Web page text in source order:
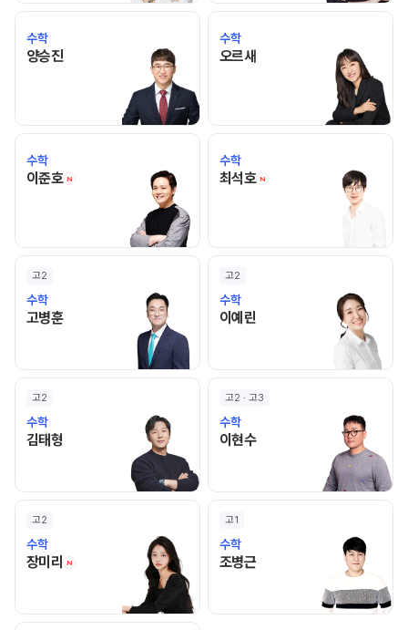
수학
양승진양승진 선생님 홈 바로가기
수학
오르새오르새 선생님 홈 바로가기
수학
이준호 N 이준호 선생님 홈 바로가기
수학
최석호 N 최석호 선생님 홈 바로
고2
수학
고병훈고병훈 선생님 홈 바로가기
고2
수학
이예린 이예린 선생님 홈 바로가기
고2
수학
김태형 김태형 선생님 홈 바로가기
고2 · 고3
수학
이현수이현수 선생님 홈 바로가기
고2
수학
장미리 N 장미리 선생님 홈 바로가기
고1
수학
조병근조병근 선생님 홈 바로가기